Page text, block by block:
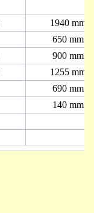
1940 mm
650 mm
900 mm
1255 mm
690 mm
140 mm